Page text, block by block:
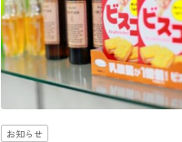
お知らせ